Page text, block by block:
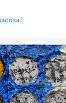
.]